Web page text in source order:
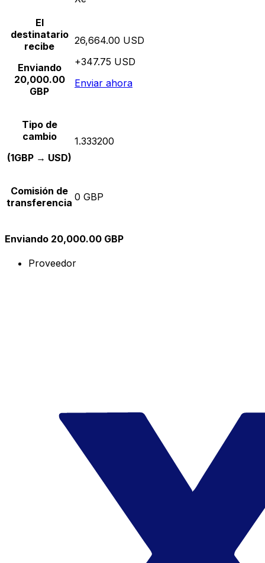
El
destinatario
recibe
Enviando
20,000.00
GBP
26,664.00 USD
+347.75 USD
Enviar ahora
Tipo de
cambio
(1GBP → USD)
1.333200
Comisión de
transferencia 0 GBP
Enviando 20,000.00 GBP
Proveedor